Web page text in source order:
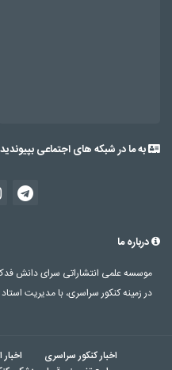
به ما در شبکه های اجتماعی
درباره ما
در زمینه کنکور سراسری، با مدیریت استاد
اخبار کنکور سراسری